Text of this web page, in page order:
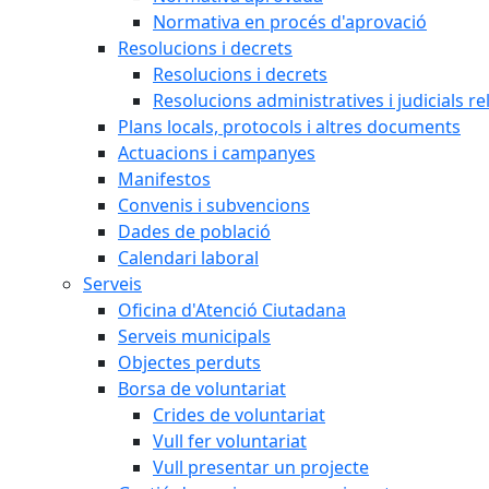
Normativa en procés d'aprovació
Resolucions i decrets
Resolucions i decrets
Resolucions administratives i judicials
Plans locals, protocols i altres documents
Actuacions i campanyes
Manifestos
Convenis i subvencions
Dades de població
Calendari laboral
Serveis
Oficina d'Atenció Ciutadana
Serveis municipals
Objectes perduts
Borsa de voluntariat
Crides de voluntariat
Vull fer voluntariat
Vull presentar un projecte